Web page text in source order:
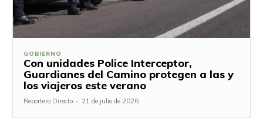
GOBIERNO
Con unidades Police Interceptor,
Guardianes del Camino protegen a las y
los viajeros este verano
Reportero Directo - 21 de julio de 2026